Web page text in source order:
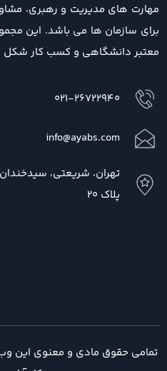
مهارت های مدیریت و رهبری،
برای سازمان ها می باشد. این
معتبر دانشگاهی و کسب کار شکل
021-26722940
info@ayabs.com
تهران، شریعتی، سیدخندان،
پلاک 20
تمامی حقوق مادی و معنوی این